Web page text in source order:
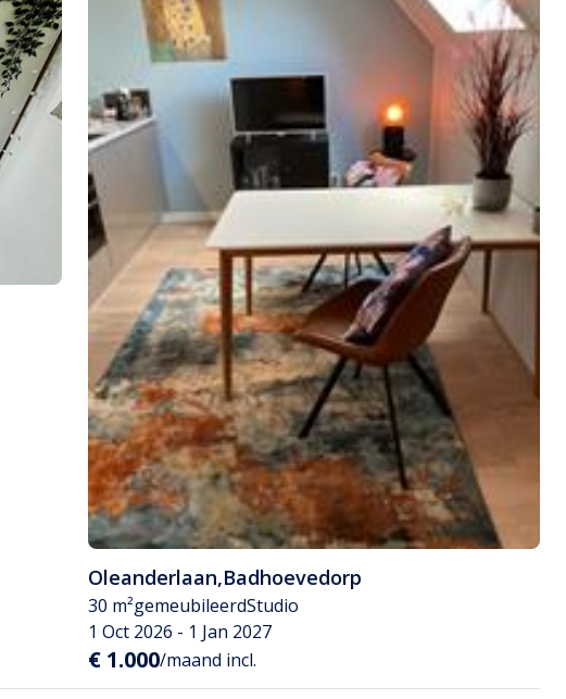
Oleanderlaan,Badhoevedorp
30 m²gemeubileerdStudio
1 Oct 2026 - 1 Jan 2027
€ 1.000/maand incl.